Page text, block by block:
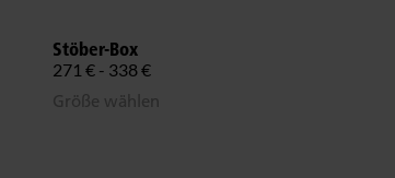
Stöber-Box
271 € - 338 €
Größe wählen